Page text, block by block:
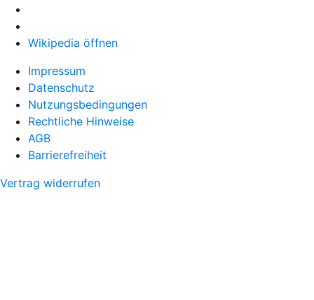
Wikipedia öffnen
Impressum
Datenschutz
Nutzungsbedingungen
Rechtliche Hinweise
AGB
Barrierefreiheit
Vertrag widerrufen